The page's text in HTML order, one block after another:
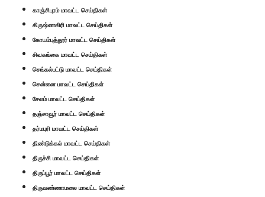
காஞ்சிபுரம் மாவட்ட செய்திகள்
கிருஷ்ணகிரி மாவட்ட செய்திகள்
கோயம்புத்தூர் மாவட்ட செய்திகள்
சிவகங்கை மாவட்ட செய்திகள்
செங்கல்பட்டு மாவட்ட செய்திகள்
சென்னை மாவட்ட செய்திகள்
சேலம் மாவட்ட செய்திகள்
தஞ்சாவூர் மாவட்ட செய்திகள்
தர்மபுரி மாவட்ட செய்திகள்
திண்டுக்கல் மாவட்ட செய்திகள்
திருச்சி மாவட்ட செய்திகள்
திருப்பூர் மாவட்ட செய்திகள்
திருவண்ணாமலை மாவட்ட செய்திகள்